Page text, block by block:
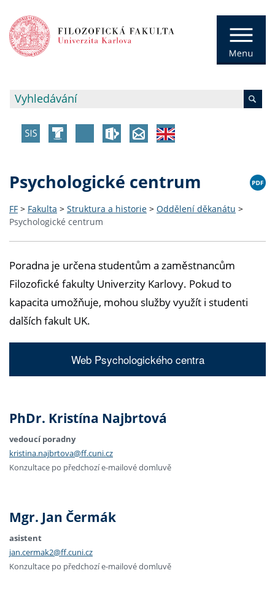
Psychologické centrum
FF > Fakulta > Struktura a historie > Oddělení děkanátu >
Psychologické centrum
Poradna je určena studentům a zaměstnancům
Filozofické fakulty Univerzity Karlovy. Pokud to
kapacita umožňuje, mohou služby využít i studenti
dalších fakult UK.
Web Psychologického centra
PhDr. Kristína Najbrtová
vedoucí poradny
kristina.najbrtova@ff.cuni.cz
Konzultace po předchozí e-mailové domluvě
Mgr. Jan Čermák
asistent
jan.cermak2@ff.cuni.cz
Konzultace po předchozí e-mailové domluvě